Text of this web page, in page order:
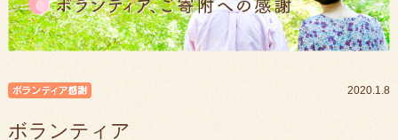
2020.1.8
ボランティア